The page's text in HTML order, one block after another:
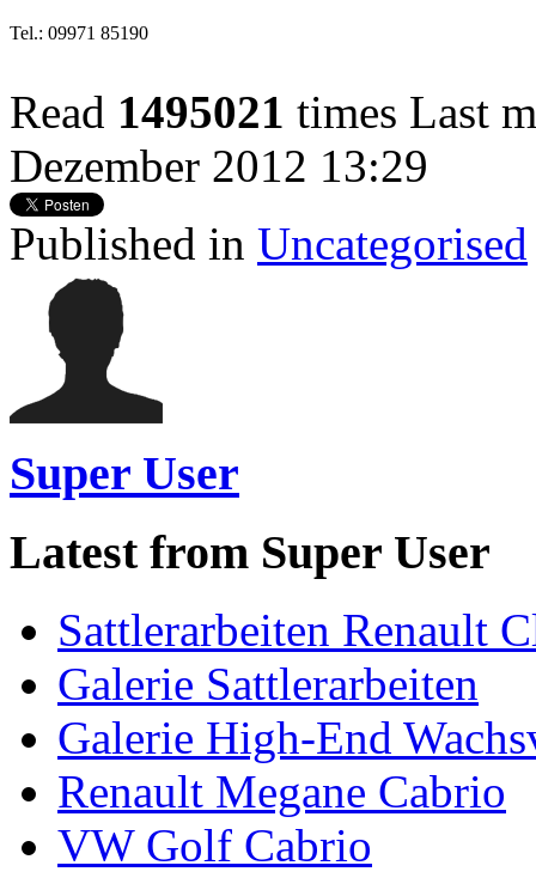
Tel.: 09971 85190
Read 1495021 times Last
Dezember 2012 13:29
Published in Uncategorised
Super User
Latest from Super User
Sattlerarbeiten Renault
Galerie Sattlerarbeiten
Galerie High-End
Renault Megane Cabrio
VW Golf Cabrio